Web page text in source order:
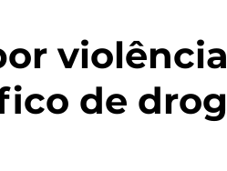
violência
de